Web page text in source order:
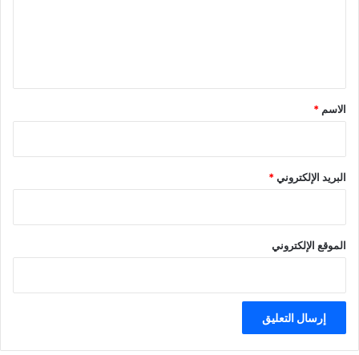
*
الاسم *
البريد الإلكتروني*
الموقع الإلكتروني